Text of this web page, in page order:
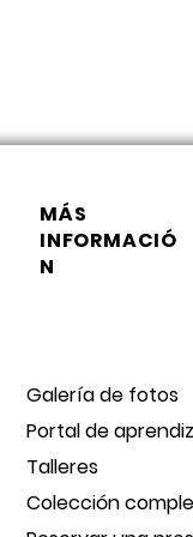
MÁS
INFORMACIÓ
N
Galería de fotos
Portal de
Talleres
Colección